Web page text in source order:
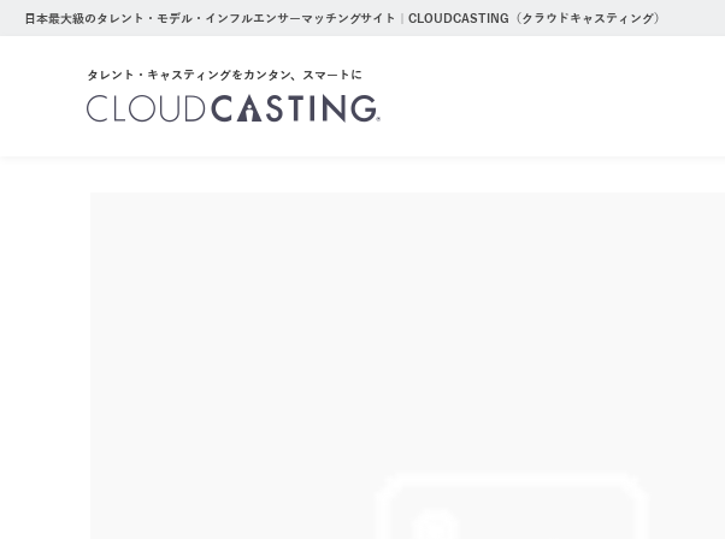
日本最大級のタレント・モデル・インフルエンサーマッチングサイト｜CLOUDCASTING（クラウドキャスティング）
タレント・キャスティングをカンタン、スマートに